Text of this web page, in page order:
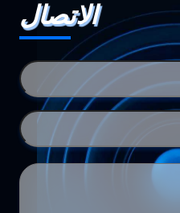
الاتصال